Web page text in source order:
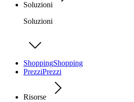
Soluzioni
Soluzioni
ShoppingShopping
PrezziPrezzi
Risorse